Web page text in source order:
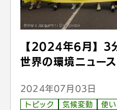
【2024年6月】3
世界の環境ニュース
2024年07月03日
トピック 気候変動
使